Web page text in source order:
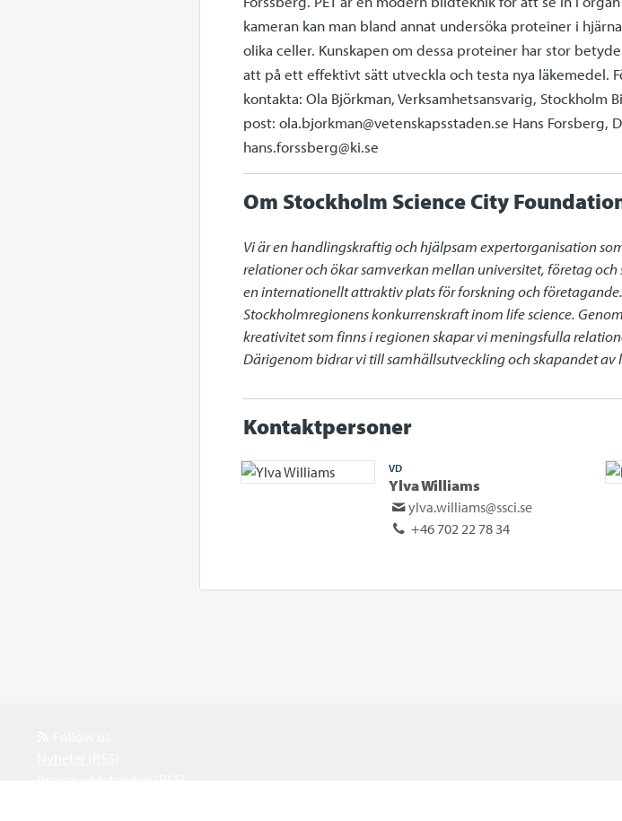
kameran kan man bland annat undersöka proteiner i
olika celler. Kunskapen om dessa proteiner har stor
att på ett effektivt sätt utveckla och testa nya läkemedel.
kontakta: Ola Björkman, Verksamhetsansvarig, Stockholm
post: ola.bjorkman@vetenskapsstaden.se Hans Forsberg,
hans.forssberg@ki.se
Om Stockholm Science City
Vi är en handlingskraftig och hjälpsam expertorganisation
relationer och ökar samverkan mellan universitet, företag
en internationellt attraktiv plats för forskning och
Stockholmregionens konkurrenskraft inom life science.
kreativitet som finns i regionen skapar vi meningsfulla
Därigenom bidrar vi till samhällsutveckling och skapandet
Kontaktpersoner
VD
Ylva Williams
ylva.williams@ssci.se
+46 702 22 78 34